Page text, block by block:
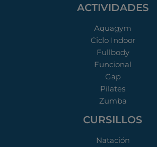
ACTIVIDADES
Aquagym
Ciclo Indoor
Fullbody
Funcional
Gap
Pilates
Zumba
CURSILLOS
Natación